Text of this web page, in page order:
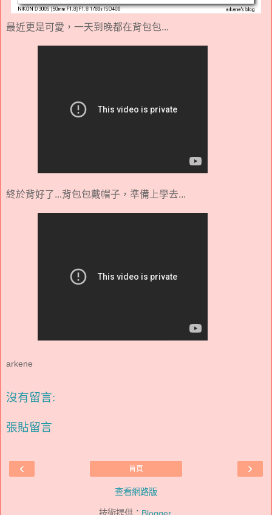
最近更是可愛，一天到晚都在背包包...
終於背好了...背包包戴帽子，準備上學去...
arkene
沒有留言:
張貼留言
‹ ›
首頁
查看網路版